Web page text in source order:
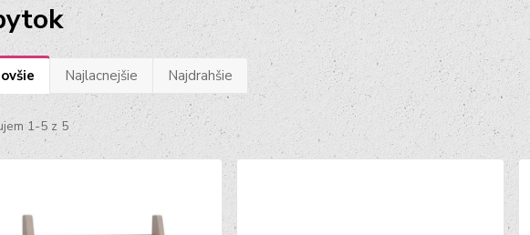
Najlacnejšie Najdrahšie
1-5 z 5